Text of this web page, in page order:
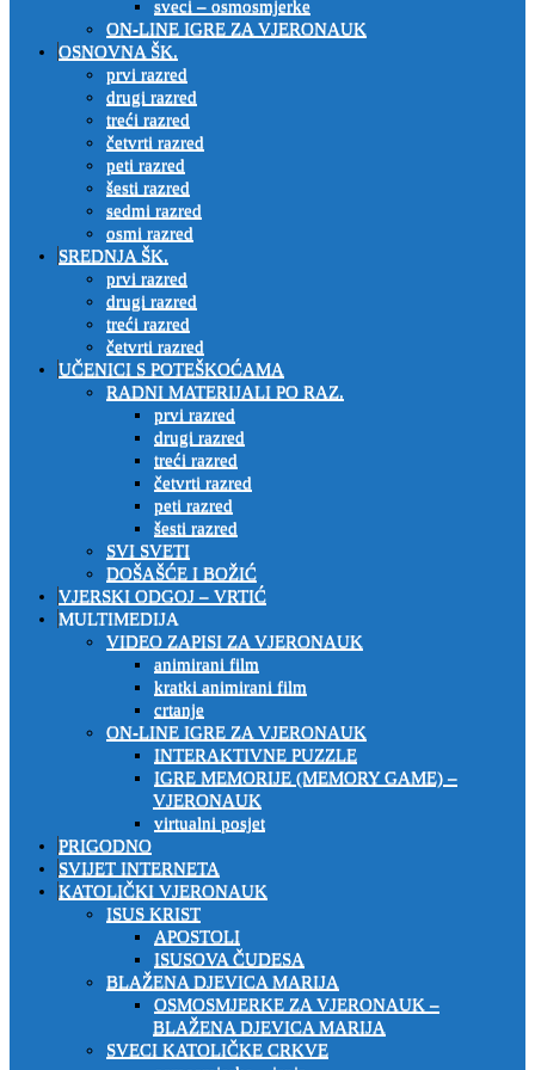
sveci – osmosmjerke
ON-LINE IGRE ZA VJERONAUK
OSNOVNA ŠK.
prvi razred
drugi razred
treći razred
četvrti razred
peti razred
šesti razred
sedmi razred
osmi razred
SREDNJA ŠK.
prvi razred
drugi razred
treći razred
četvrti razred
UČENICI S POTEŠKOĆAMA
RADNI MATERIJALI PO RAZ.
prvi razred
drugi razred
treći razred
četvrti razred
peti razred
šesti razred
SVI SVETI
DOŠAŠĆE I BOŽIĆ
VJERSKI ODGOJ – VRTIĆ
MULTIMEDIJA
VIDEO ZAPISI ZA VJERONAUK
animirani film
kratki animirani film
crtanje
ON-LINE IGRE ZA VJERONAUK
INTERAKTIVNE PUZZLE
IGRE MEMORIJE (MEMORY GAME) –
VJERONAUK
virtualni posjet
PRIGODNO
SVIJET INTERNETA
KATOLIČKI VJERONAUK
ISUS KRIST
APOSTOLI
ISUSOVA ČUDESA
BLAŽENA DJEVICA MARIJA
OSMOSMJERKE ZA VJERONAUK –
BLAŽENA DJEVICA MARIJA
SVECI KATOLIČKE CRKVE